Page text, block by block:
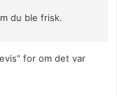
du ble frisk.
for om det var